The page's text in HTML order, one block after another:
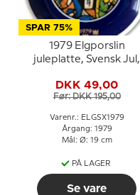
SPAR 75%
1979 Elgporslin
juleplatte, Svensk Jul,
DKK 49,00
Før: DKK 195,00
Varenr.: ELGSX1979
Årgang: 1979
Mål: Ø: 19 cm
PÅ LAGER
Se vare